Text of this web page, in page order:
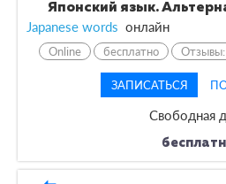
Японский язык.
Japanese words онлайн
Online бесплатно Отзывы:
ЗАПИСАТЬСЯ
Свободная